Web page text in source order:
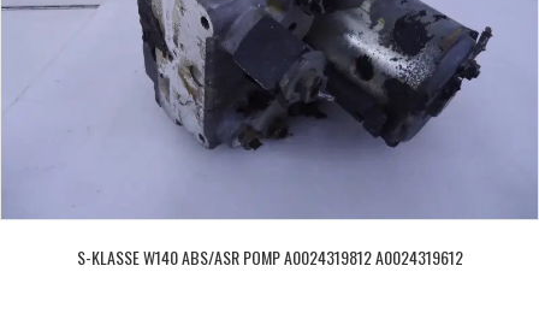
S-KLASSE W140 ABS/ASR POMP A0024319812 A0024319612